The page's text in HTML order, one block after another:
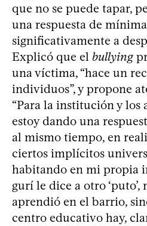
que no se puede tapar,
una respuesta de
significativamente a
Explicó que el bullying
una víctima, “hace un
individuos”, y propone
“Para la institución y los
estoy dando una
al mismo tiempo, en
ciertos implícitos
habitando en mi propia
gurí le dice a otro
aprendió en el barrio,
centro educativo hay,